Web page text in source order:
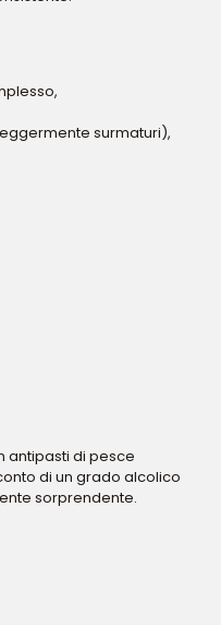
surmaturi),
antipasti di pesce
di un grado alcolico
sorprendente.